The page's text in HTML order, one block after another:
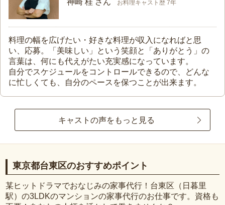
神崎 桂 さん お料理キャスト歴 7年
料理の幅を広げたい・好きな料理が収入になればと思
い、応募。「美味しい」という笑顔と「ありがとう」の
言葉は、何にも代えがたい充実感になっています。
自分でスケジュールをコントロールできるので、どんな
に忙しくても、自分のペースを保つことが出来ます。
キャストの声をもっと見る
東京都台東区のおすすめポイント
某ヒットドラマでおなじみの家事代行！台東区（日暮里
駅）の3LDKのマンションの家事代行のお仕事です。資格も